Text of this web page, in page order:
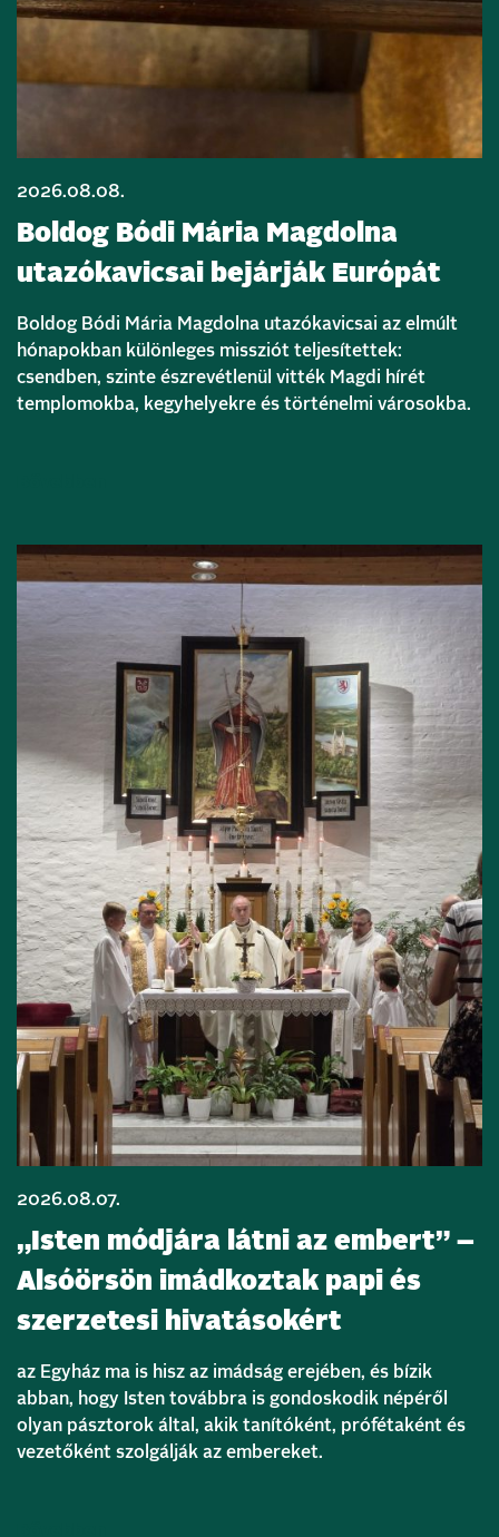
2026.08.08.
Boldog Bódi Mária Magdolna
utazókavicsai bejárják Európát
Boldog Bódi Mária Magdolna utazókavicsai az elmúlt
hónapokban különleges missziót teljesítettek:
csendben, szinte észrevétlenül vitték Magdi hírét
templomokba, kegyhelyekre és történelmi városokba.
2026.08.07.
„Isten módjára látni az embert” –
Alsóörsön imádkoztak papi és
szerzetesi hivatásokért
az Egyház ma is hisz az imádság erejében, és bízik
abban, hogy Isten továbbra is gondoskodik népéről
olyan pásztorok által, akik tanítóként, prófétaként és
vezetőként szolgálják az embereket.